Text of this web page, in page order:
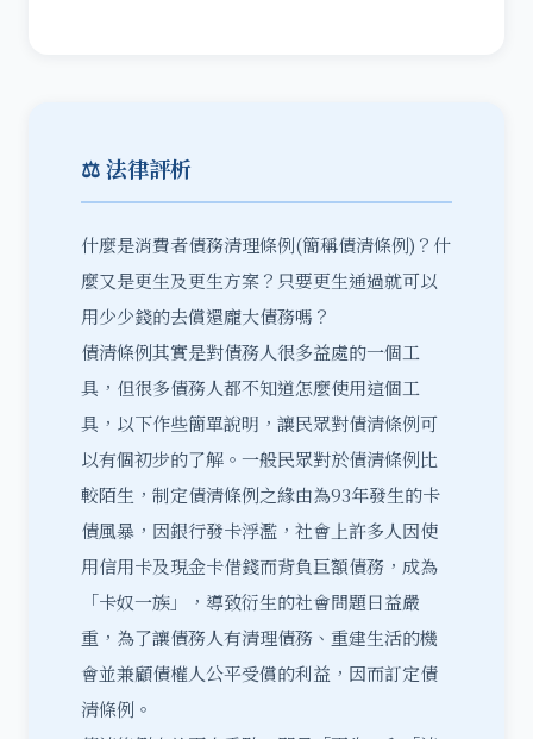
⚖️ 法律評析
什麼是消費者債務清理條例(簡稱債清條例)？什
麼又是更生及更生方案？只要更生通過就可以
用少少錢的去償還龐大債務嗎？
債清條例其實是對債務人很多益處的一個工
具，但很多債務人都不知道怎麼使用這個工
具，以下作些簡單說明，讓民眾對債清條例可
以有個初步的了解。一般民眾對於債清條例比
較陌生，制定債清條例之緣由為93年發生的卡
債風暴，因銀行發卡浮濫，社會上許多人因使
用信用卡及現金卡借錢而背負巨額債務，成為
「卡奴一族」，導致衍生的社會問題日益嚴
重，為了讓債務人有清理債務、重建生活的機
會並兼顧債權人公平受償的利益，因而訂定債
清條例。